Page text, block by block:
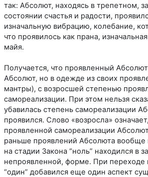
так: Абсолют, находясь в трепетном,
состоянии счастья и радости,
изначальную вибрацию, колебание,
что проявилось как прана,
майя.
Получается, что проявленный
Абсолют, но в одежде из своих
мантры), с возросшей степенью
самореализации. При этом нельзя
убавилась степень самореализации
проявился. Слово «возросла»
проявленной самореализации
раньше проявлений Абсолюта
на стадии Закона “ноль” находился в
непроявленной, форме. При переходе
“один” добавился еще один аспект